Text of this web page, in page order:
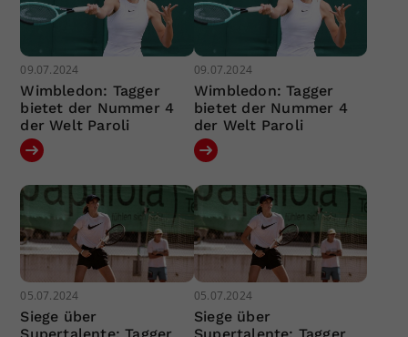
09.07.2024
Wimbledon: Tagger
bietet der Nummer 4
der Welt Paroli
09.07.2024
Wimbledon: Tagger
bietet der Nummer 4
der Welt Paroli
05.07.2024
Siege über
05.07.2024
Siege über